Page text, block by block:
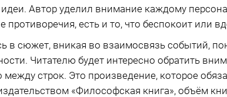
Автор уделил внимание каждому
противоречия, есть и то, что беспокоит или
в сюжет, вникая во взаимосвязь событий,
Читателю будет интересно обратить
между строк. Это произведение, которое
«Философская книга», объём